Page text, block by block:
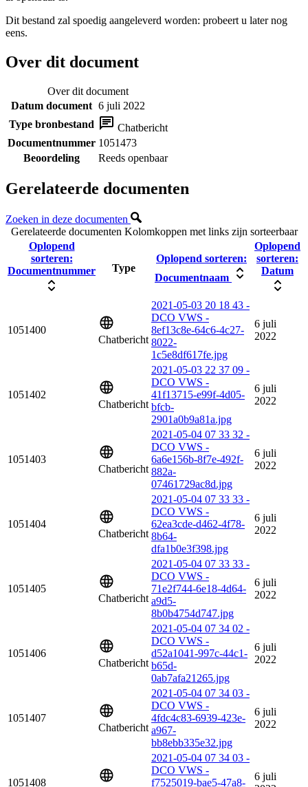
Dit bestand zal spoedig aangeleverd worden: probeert u later nog
eens.
Over dit document
Over dit document
Datum document 6 juli 2022
Type bronbestand
Chatbericht
Documentnummer 1051473
Beoordeling
Reeds openbaar
Gerelateerde documenten
Zoeken in deze documenten
Gerelateerde documenten Kolomkoppen met links zijn sorteerbaar
Oplopend
sorteren:
Documentnummer
Type
Oplopend sorteren:
Documentnaam
Oplopend
sorteren:
Datum
1051400
Chatbericht
2021-05-03 20 18 43 -
DCO VWS -
8ef13c8e-64c6-4c27-
8022-
1c5e8df617fe.jpg
6 juli
2022
1051402
Chatbericht
2021-05-03 22 37 09 -
DCO VWS -
41f13715-e99f-4d05-
bfcb-
2901a0b9a81a.jpg
6 juli
2022
1051403
Chatbericht
2021-05-04 07 33 32 -
DCO VWS -
6a6e156b-8f7e-492f-
882a-
07461729ac8d.jpg
6 juli
2022
1051404
Chatbericht
2021-05-04 07 33 33 -
DCO VWS -
62ea3cde-d462-4f78-
8b64-
dfa1b0e3f398.jpg
6 juli
2022
1051405
Chatbericht
2021-05-04 07 33 33 -
DCO VWS -
71e2f744-6e18-4d64-
a9d5-
8b0b4754d747.jpg
6 juli
2022
1051406
Chatbericht
2021-05-04 07 34 02 -
DCO VWS -
d52a1041-997c-44c1-
b65d-
0ab7afa21265.jpg
6 juli
2022
1051407
Chatbericht
2021-05-04 07 34 03 -
DCO VWS -
4fdc4c83-6939-423e-
a967-
bb8ebb335e32.jpg
6 juli
2022
1051408
2021-05-04 07 34 03 -
DCO VWS -
f7525019-bae5-47a8-
6 juli